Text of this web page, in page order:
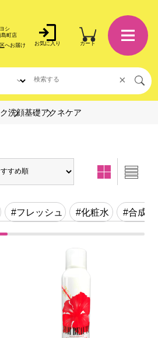
シ
町店
へお届け お気に入り カート
×
洗顔基礎アクネケア
#フレッシュ #化粧水 #合成